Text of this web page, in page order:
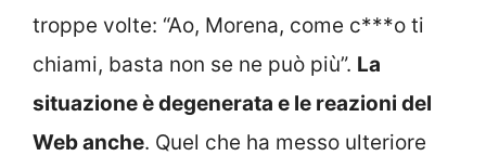
troppe volte: “Ao, Morena, come c***o ti
chiami, basta non se ne può più”. La
situazione è degenerata e le reazioni del
Web anche. Quel che ha messo ulteriore